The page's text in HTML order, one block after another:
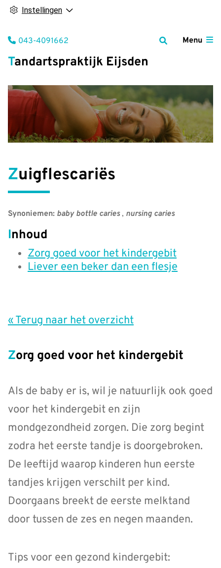
Instellingen
Tandartspraktijk Eijsden
Menu
Tel:
043-4091662
Zuigflescariës
Synoniemen: baby bottle caries, nursing caries
Inhoud
Zorg goed voor het kindergebit
Liever een beker dan een flesje
« Terug naar het overzicht
Zorg goed voor het kindergebit
Als de baby er is, wil je natuurlijk ook goed
voor het kindergebit en zijn
mondgezondheid zorgen. Die zorg begint
zodra het eerste tandje is doorgebroken.
De leeftijd waarop kinderen hun eerste
tandjes krijgen verschilt per kind.
Doorgaans breekt de eerste melktand
door tussen de zes en negen maanden.
Tips voor een gezond kindergebit: